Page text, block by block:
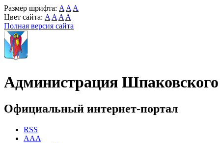
Размер шрифта: A A A
Цвет сайта: A A A A
Полная версия сайта
Администрация
Официальный интернет-портал
RSS
AAA